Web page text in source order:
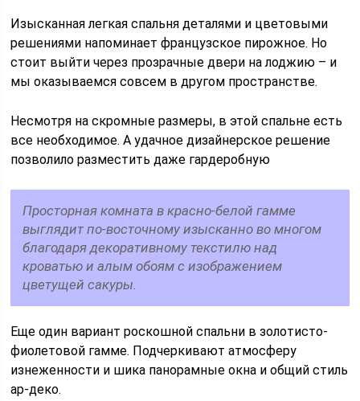
Изысканная легкая спальня деталями и цветовыми
решениями напоминает французское пирожное. Но
стоит выйти через прозрачные двери на лоджию – и
мы оказываемся совсем в другом пространстве.
Несмотря на скромные размеры, в этой спальне есть
все необходимое. А удачное дизайнерское решение
позволило разместить даже гардеробную
Просторная комната в красно-белой гамме
выглядит по-восточному изысканно во многом
благодаря декоративному текстилю над
кроватью и алым обоям с изображением
цветущей сакуры.
Еще один вариант роскошной спальни в золотисто-
фиолетовой гамме. Подчеркивают атмосферу
изнеженности и шика панорамные окна и общий стиль
ар-деко.